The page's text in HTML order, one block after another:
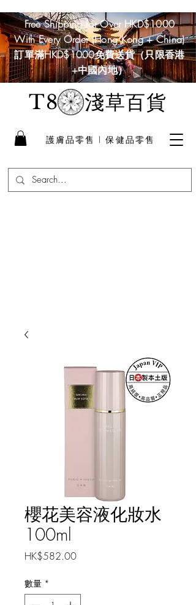
T8淺草百貨
護膚品零售 I 保健品零售
Free Shipping for Over HKD$1000
With Every Order (Hong Kong + China)
訂單滿HKD$1000免費送貨（只限香港
+中國內地）
櫻花美容液化妝水
100ml
HK$582.00價
數量 *